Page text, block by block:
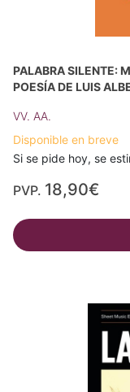
PALABRA SILENTE:
POESÍA DE LUIS
VV. AA.
Disponible en breve
Si se pide hoy, se
PVP. 18,90€